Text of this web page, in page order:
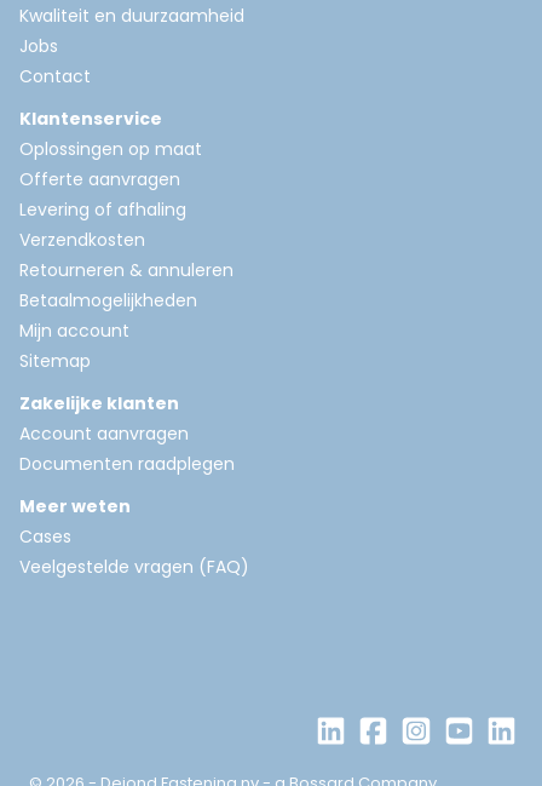
Kwaliteit en duurzaamheid
Jobs
Contact
Klantenservice
Oplossingen op maat
Offerte aanvragen
Levering of afhaling
Verzendkosten
Retourneren & annuleren
Betaalmogelijkheden
Mijn account
Sitemap
Zakelijke klanten
Account aanvragen
Documenten raadplegen
Meer weten
Cases
Veelgestelde vragen (FAQ)